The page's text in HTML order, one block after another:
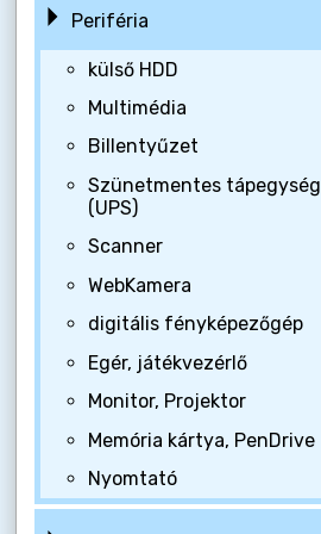
Periféria
külső HDD
Multimédia
Billentyűzet
Szünetmentes tápegység
(UPS)
Scanner
WebKamera
digitális fényképezőgép
Egér, játékvezérlő
Monitor, Projektor
Memória kártya, PenDrive
Nyomtató